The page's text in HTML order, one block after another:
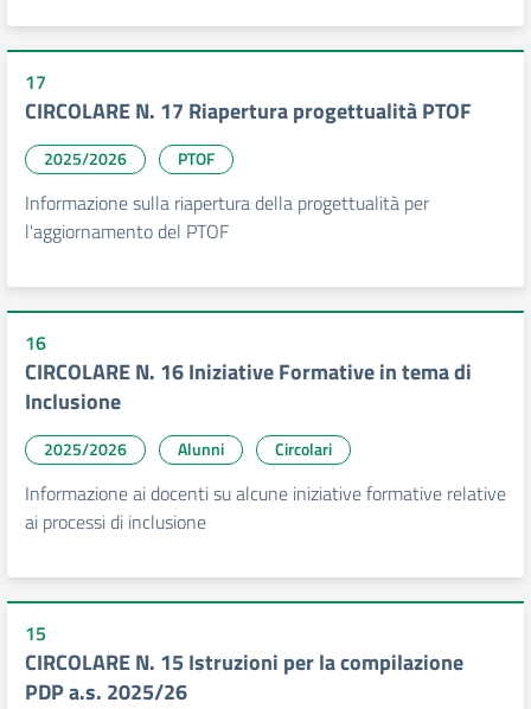
17
CIRCOLARE N. 17 Riapertura progettualità PTOF
2025/2026 PTOF
Informazione sulla riapertura della progettualità per
l'aggiornamento del PTOF
16
CIRCOLARE N. 16 Iniziative Formative in tema di
Inclusione
2025/2026 Alunni Circolari
Informazione ai docenti su alcune iniziative formative relative
ai processi di inclusione
15
CIRCOLARE N. 15 Istruzioni per la compilazione
PDP a.s. 2025/26